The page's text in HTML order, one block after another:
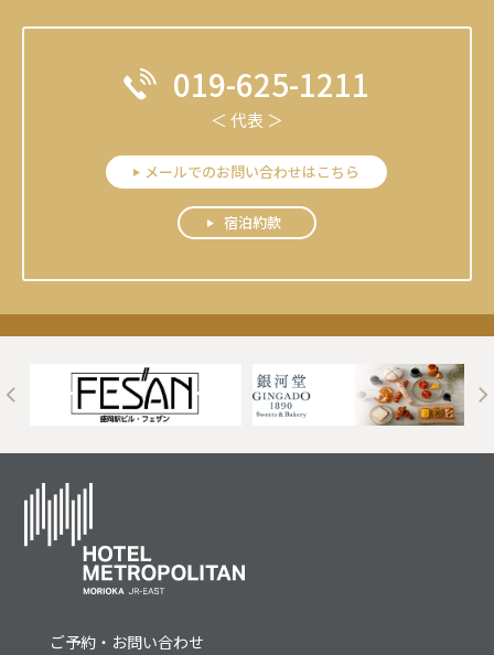
019-625-1211
＜ 代表 ＞
メールでのお問い合わせはこちら
宿泊約款
ご予約・お問い合わせ